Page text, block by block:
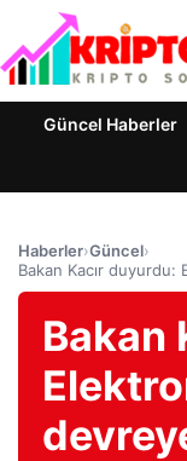
Güncel Haberler
Haberler›Güncel›
Bakan Kacır duyurdu:
Bakan